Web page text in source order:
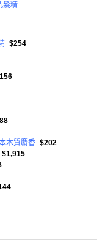
髮精
$254
木質麝香 $202
$1,915